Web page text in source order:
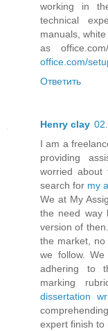
working in
technical
manuals,
as
office.com/
Ответить
Henry clay
I am a
providing
worried about
search for my
We at My
the need way
version of
the market,
we follow.
adhering to
marking
dissertation
expert finish to